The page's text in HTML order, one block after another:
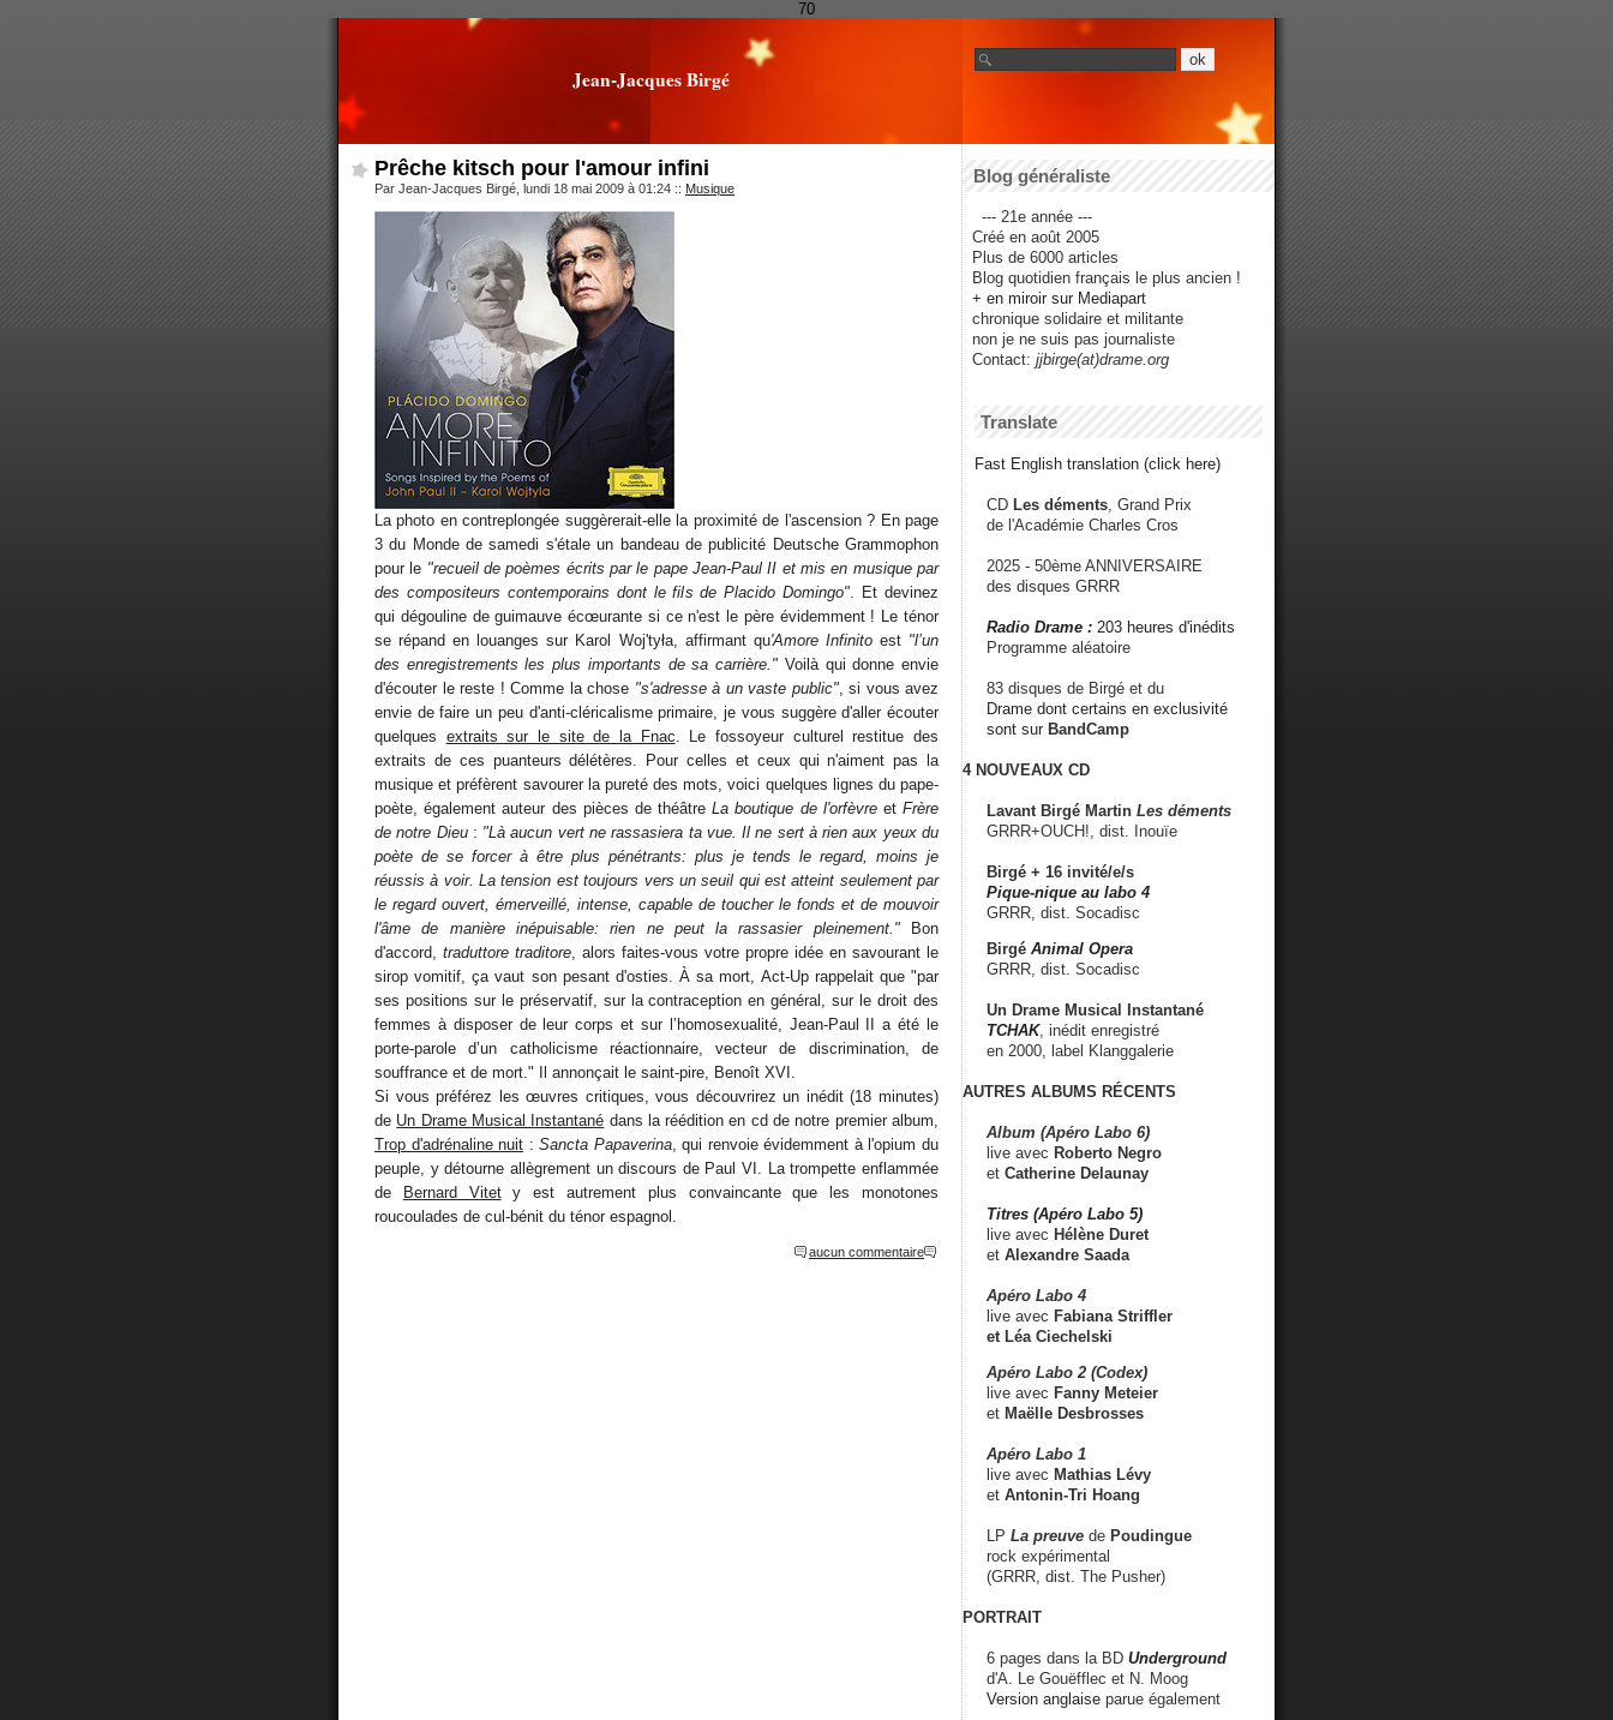
70
Jean-Jacques Birgé
Prêche kitsch pour l'amour infini
Par Jean-Jacques Birgé, lundi 18 mai 2009 à 01:24 :: Musique
La photo en contreplongée suggèrerait-elle la proximité de l'ascension ? En page
3 du Monde de samedi s'étale un bandeau de publicité Deutsche Grammophon
pour le "recueil de poèmes écrits par le pape Jean-Paul II et mis en musique par
des compositeurs contemporains dont le fils de Placido Domingo" . Et devinez
qui dégouline de guimauve écœurante si ce n'est le père évidemment ! Le ténor
se répand en louanges sur Karol Woj'tyła, affirmant qu'Amore Infinitoest "l’un
des enregistrements les plus importants de sa carrière." Voilà qui donne envie
d'écouter le reste ! Comme la chose "s'adresse à un vaste public", si vous avez
envie de faire un peu d'anti-cléricalisme primaire, je vous suggère d'aller écouter
quelques extraits sur le site de la Fnac . Le fossoyeur culturel restitue des
extraits de ces puanteurs délétères. Pour celles et ceux qui n'aiment pas la
musique et préfèrent savourer la pureté des mots, voici quelques lignes du pape-
poète, également auteur des pièces de théâtreLa boutique de l'orfèvreetFrère
de notre Dieu: "Là aucun vert ne rassasiera ta vue. Il ne sert à rien aux yeux du
poète de se forcer à être plus pénétrants: plus je tends le regard, moins je
réussis à voir. La tension est toujours vers un seuil qui est atteint seulement par
le regard ouvert, émerveillé, intense, capable de toucher le fonds et de mouvoir
l'âme de manière inépuisable: rien ne peut la rassasier pleinement."Bon
d'accord, traduttore traditore , alors faites-vous votre propre idée en savourant le
sirop vomitif, ça vaut son pesant d'osties. À sa mort, Act-Up rappelait que "par
ses positions sur le préservatif, sur la contraception en général, sur le droit des
femmes à disposer de leur corps et sur l’homosexualité, Jean-Paul II a été le
porte-parole d’un catholicisme réactionnaire, vecteur de discrimination, de
souffrance et de mort." Il annonçait le saint-pire, Benoît XVI.
Si vous préférez les œuvres critiques, vous découvrirez un inédit (18 minutes)
de Un Drame Musical Instantané dans la réédition en cd de notre premier album,
Trop d'adrénaline nuit :Sancta Papaverina, qui renvoie évidemment à l'opium du
peuple, y détourne allègrement un discours de Paul VI. La trompette enflammée
de
Bernard Vitety est autrement plus convaincante que les monotones
roucoulades de cul-bénit du ténor espagnol.
aucun commentaire
Blog généraliste
--- 21e année ---
Créé en août 2005
Plus de 6000 articles
Blog quotidien français le plus ancien !
+ en miroir sur Mediapart
chronique solidaire et militante
non je ne suis pas journaliste
Contact: jjbirge(at)drame.org
Translate
Fast English translation (click here)
CD Les déments , Grand Prix
de l'Académie Charles Cros
2025 - 50ème ANNIVERSAIRE
des disques GRRR
Radio Drame : 203 heures d'inédits
Programme aléatoire
83 disques de Birgé et du
Drame dont certains en exclusivité
sont sur BandCamp
4 NOUVEAUX CD
Lavant Birgé Martin Les déments
GRRR+OUCH!, dist. Inouïe
Birgé + 16 invité/e/s
Pique-nique au labo 4
GRRR, dist. Socadisc
Birgé Animal Opera
GRRR, dist. Socadisc
Un Drame Musical Instantané
TCHAK, inédit enregistré
en 2000, label Klanggalerie
AUTRES ALBUMS RÉCENTS
Album (Apéro Labo 6)
live avec Roberto Negro
et Catherine Delaunay
Titres (Apéro Labo 5)
live avec Hélène Duret
et Alexandre Saada
Apéro Labo 4
live avec Fabiana Striffler
et Léa Ciechelski
Apéro Labo 2 (Codex)
live avec Fanny Meteier
et Maëlle Desbrosses
Apéro Labo 1
live avec Mathias Lévy
et Antonin-Tri Hoang
LP La preuve de Poudingue
rock expérimental
(GRRR, dist. The Pusher)
PORTRAIT
6 pages dans la BD Underground
d'A. Le Gouëfflec et N. Moog
Version anglaise parue également